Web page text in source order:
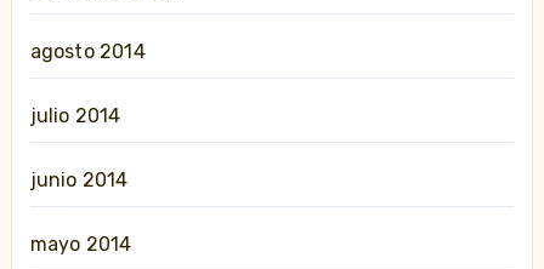
agosto 2014
julio 2014
junio 2014
mayo 2014